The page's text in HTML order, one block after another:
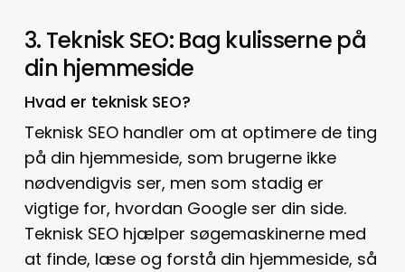
3. Teknisk SEO: Bag kulisserne på
din hjemmeside
Hvad er teknisk SEO?
Teknisk SEO handler om at optimere de ting
på din hjemmeside, som brugerne ikke
nødvendigvis ser, men som stadig er
vigtige for, hvordan Google ser din side.
Teknisk SEO hjælper søgemaskinerne med
at finde, læse og forstå din hjemmeside, så